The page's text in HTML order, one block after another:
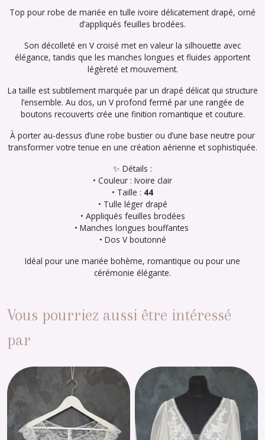
Top pour robe de mariée en tulle ivoire délicatement drapé, orné
d’appliqués feuilles brodées.
Son décolleté en V croisé met en valeur la silhouette avec
élégance, tandis que les manches longues et fluides apportent
légèreté et mouvement.
La taille est subtilement marquée par un drapé délicat qui structure
l’ensemble. Au dos, un V profond fermé par une rangée de
boutons recouverts crée une finition romantique et couture.
À porter au-dessus d’une robe bustier ou d’une base neutre pour
transformer votre tenue en une création aérienne et sophistiquée.
✨ Détails :
• Couleur : Ivoire clair
• Taille : 44
• Tulle léger drapé
• Appliqués feuilles brodées
• Manches longues bouffantes
• Dos V boutonné
Idéal pour une mariée bohème, romantique ou pour une
cérémonie élégante.
Vous pourriez aussi être intéressé
par